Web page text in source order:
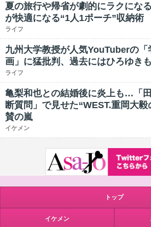
夏の旅行や帰省が劇的にラクにな
が快適になる“1人1ポーチ”収納術
ライフ
九州大学教授が人気YouTuberの「
画」に猛批判、過去にはひろゆき
ライフ
亀梨和也との結婚後に炎上も…「
断質問」で見せた“WEST.重岡大
賛の嵐
イケメン
トップ
イケメン